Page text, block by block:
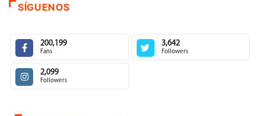
SÍGUENOS
200,199
Fans
3,642
Followers
2,099
Followers